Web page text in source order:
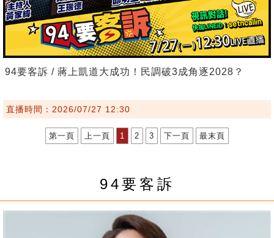
94要客訴 / 蔣上凱道大成功！民調破3成角逐2028？
直播時間：2026/07/27 12:30
第一頁 上一頁 1 2 3 下一頁 最末頁
94要客訴